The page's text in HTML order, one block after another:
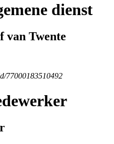
dienst
van Twente